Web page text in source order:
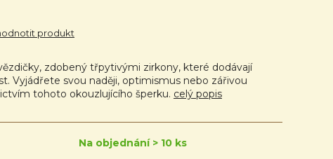
produkt
zdobený třpytivými zirkony, které dodávají
Vyjádřete svou naději, optimismus nebo zářivou
tohoto okouzlujícího šperku. celý popis
Na objednání > 10 ks